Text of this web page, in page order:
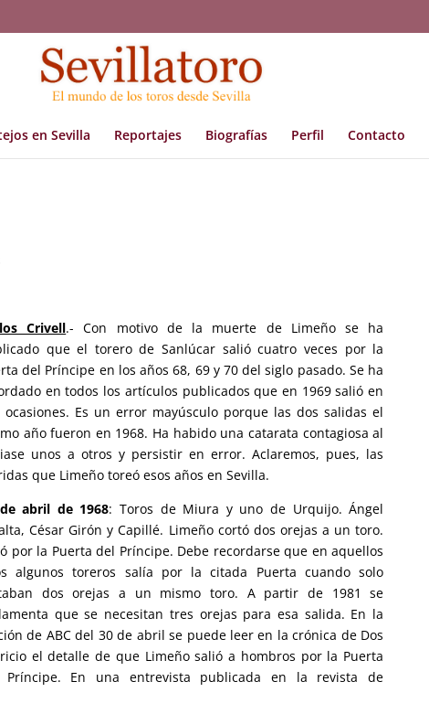
en Sevilla Reportajes Biografías Perfil Contacto
Crivell.- Con motivo de la muerte de Limeño se ha
que el torero de Sanlúcar salió cuatro veces por la
del Príncipe en los años 68, 69 y 70 del siglo pasado. Se ha
en todos los artículos publicados que en 1969 salió en
ocasiones. Es un error mayúsculo porque las dos salidas el
año fueron en 1968. Ha habido una catarata contagiosa al
unos a otros y persistir en error. Aclaremos, pues, las
que Limeño toreó esos años en Sevilla.
abril de 1968: Toros de Miura y uno de Urquijo. Ángel
César Girón y Capillé. Limeño cortó dos orejas a un toro.
por la Puerta del Príncipe. Debe recordarse que en aquellos
algunos toreros salía por la citada Puerta cuando solo
dos orejas a un mismo toro. A partir de 1981 se
que se necesitan tres orejas para esa salida. En la
de ABC del 30 de abril se puede leer en la crónica de Dos
el detalle de que Limeño salió a hombros por la Puerta
Príncipe. En una entrevista publicada en la revista de